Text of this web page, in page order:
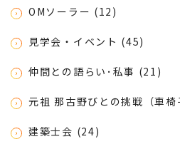
OMソーラー (12)
見学会・イベント (45)
仲間との語らい･私事 (21)
元祖 那古野びとの挑戦（車
建築士会 (24)